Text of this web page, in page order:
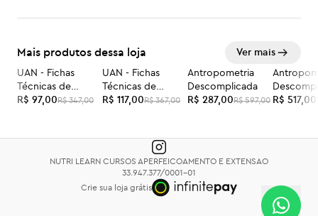
Mais produtos dessa loja Ver mais
-72%
UAN - Fichas
Técnicas de
Preparações - ON-
R$ 97,00R$ 347,00
-68%
UAN - Fichas
Técnicas de
Preparações -
R$ 117,00R$ 367,00
-52%
Antropometria
Descomplicada
R$ 287,00R$ 597,00
-48%
DOSE
R$ 517,00
NUTRI LEARN CURSOS APERFEICOAMENTO E EXTENSAO
33.947.377/0001-01
Crie sua loja grátis